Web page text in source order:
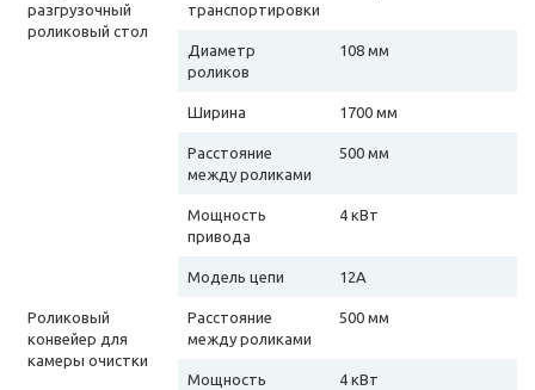
разгрузочный
роликовый стол
транспортировки
Диаметр
роликов
108 мм
Ширина 1700 мм
Расстояние
между роликами
500 мм
Мощность
привода
4 кВт
Модель цепи 12A
Роликовый
конвейер для
камеры очистки
Расстояние
между роликами
500 мм
Мощность
4 кВт